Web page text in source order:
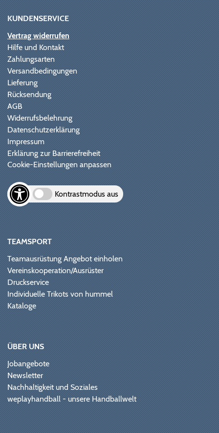
KUNDENSERVICE
Vertrag widerrufen
Hilfe und Kontakt
Zahlungsarten
Versandbedingungen
Lieferung
Rücksendung
AGB
Widerrufsbelehrung
Datenschutzerklärung
Impressum
Erklärung zur Barrierefreiheit
Cookie-Einstellungen anpassen
Kontrastmodus aus
TEAMSPORT
Teamausrüstung Angebot einholen
Vereinskooperation/Ausrüster
Druckservice
Individuelle Trikots von hummel
Kataloge
ÜBER UNS
Jobangebote
Newsletter
Nachhaltigkeit und Soziales
weplayhandball - unsere Handballwelt